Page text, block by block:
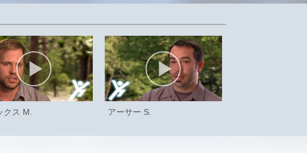
クス M. アーサー S.